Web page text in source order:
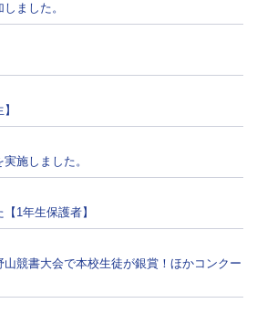
ました。
施しました。
1年生保護者】
競書大会で本校生徒が銀賞！ほかコンクー